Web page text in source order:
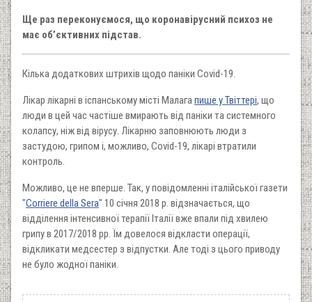
Ще раз переконуємося, що коронавірусний психоз не
має об’єктивних підстав.
Кілька додаткових штрихів щодо паніки Covid-19.
Лікар лікарні в іспанському місті Малагапише у Твіттері, що
люди в цей час частіше вмирають від паніки та системного
колапсу, ніж від вірусу. Лікарню заповнюють люди з
застудою, грипом і, можливо, Covid-19, лікарі втратили
контроль.
Можливо, це не вперше. Так, у повідомленні італійської газети
"Corriere della Sera" 10 січня 2018 р. відзначається, що
відділення інтенсивної терапії Італії вже впали під хвилею
грипу в 2017/2018 рр. Їм довелося відкласти операції,
відкликати медсестер з відпустки. Але тоді з цього приводу
не було жодної паніки.